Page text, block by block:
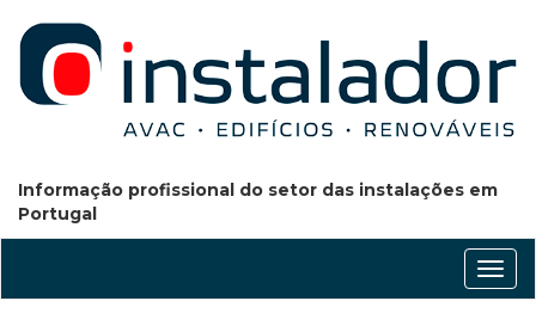
Informação profissional do setor das instalações em
Portugal